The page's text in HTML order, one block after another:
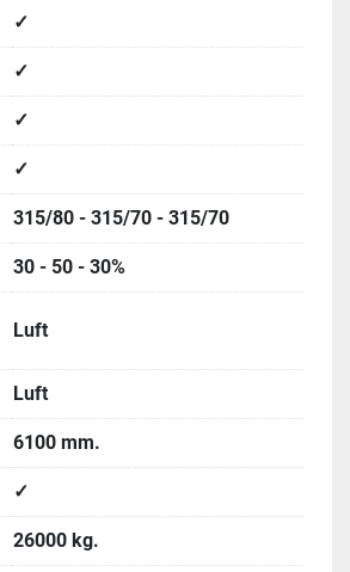
✓
✓
✓
✓
315/80 - 315/70 - 315/70
30 - 50 - 30%
Luft
Luft
6100 mm.
✓
26000 kg.